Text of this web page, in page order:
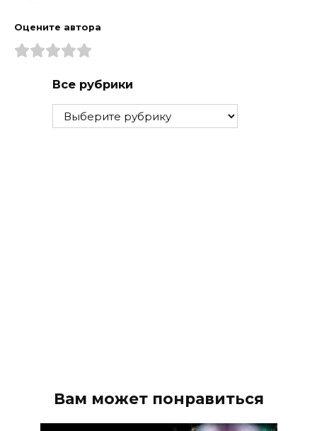
Оцените автора
Все рубрики
Все
рубрики
Вам может понравиться